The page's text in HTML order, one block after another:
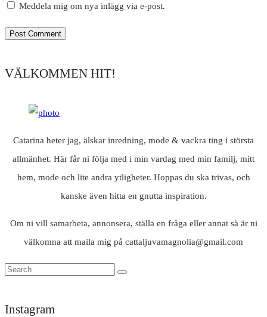
Meddela mig om nya inlägg via e-post.
VÄLKOMMEN HIT!
Catarina heter jag, älskar inredning, mode & vackra ting i största
allmänhet. Här får ni följa med i min vardag med min familj, mitt
hem, mode och lite andra ytligheter. Hoppas du ska trivas, och
kanske även hitta en gnutta inspiration.
Om ni vill samarbeta, annonsera, ställa en fråga eller annat så är ni
välkomna att maila mig på cattaljuvamagnolia@gmail.com
Instagram